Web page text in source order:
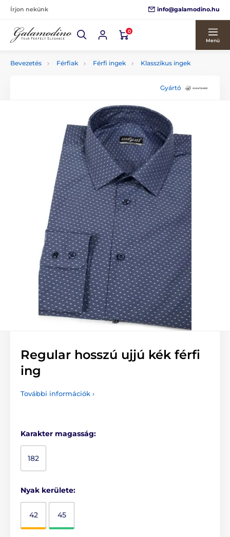
Írjon nekünk info@galamodino.hu
0
Menü
Bevezetés Férfiak Férfi ingek Klasszikus ingek
Gyártó
Regular hosszú ujjú kék férfi
ing
További információk ›
Karakter magasság:
182
Nyak kerülete:
42 45